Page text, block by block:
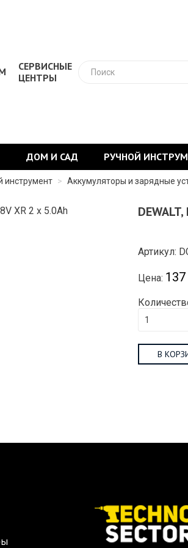
СЕРВИСНЫЕ
ЦЕНТРЫ
ДОМ И САД РУЧНОЙ
инструмент > Аккумуляторы и зарядные
Артикул:
Цена:
В